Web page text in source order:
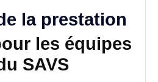
la prestation
les équipes
SAVS